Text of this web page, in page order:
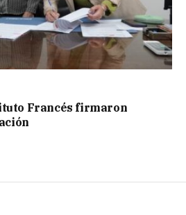
Francés firmaron